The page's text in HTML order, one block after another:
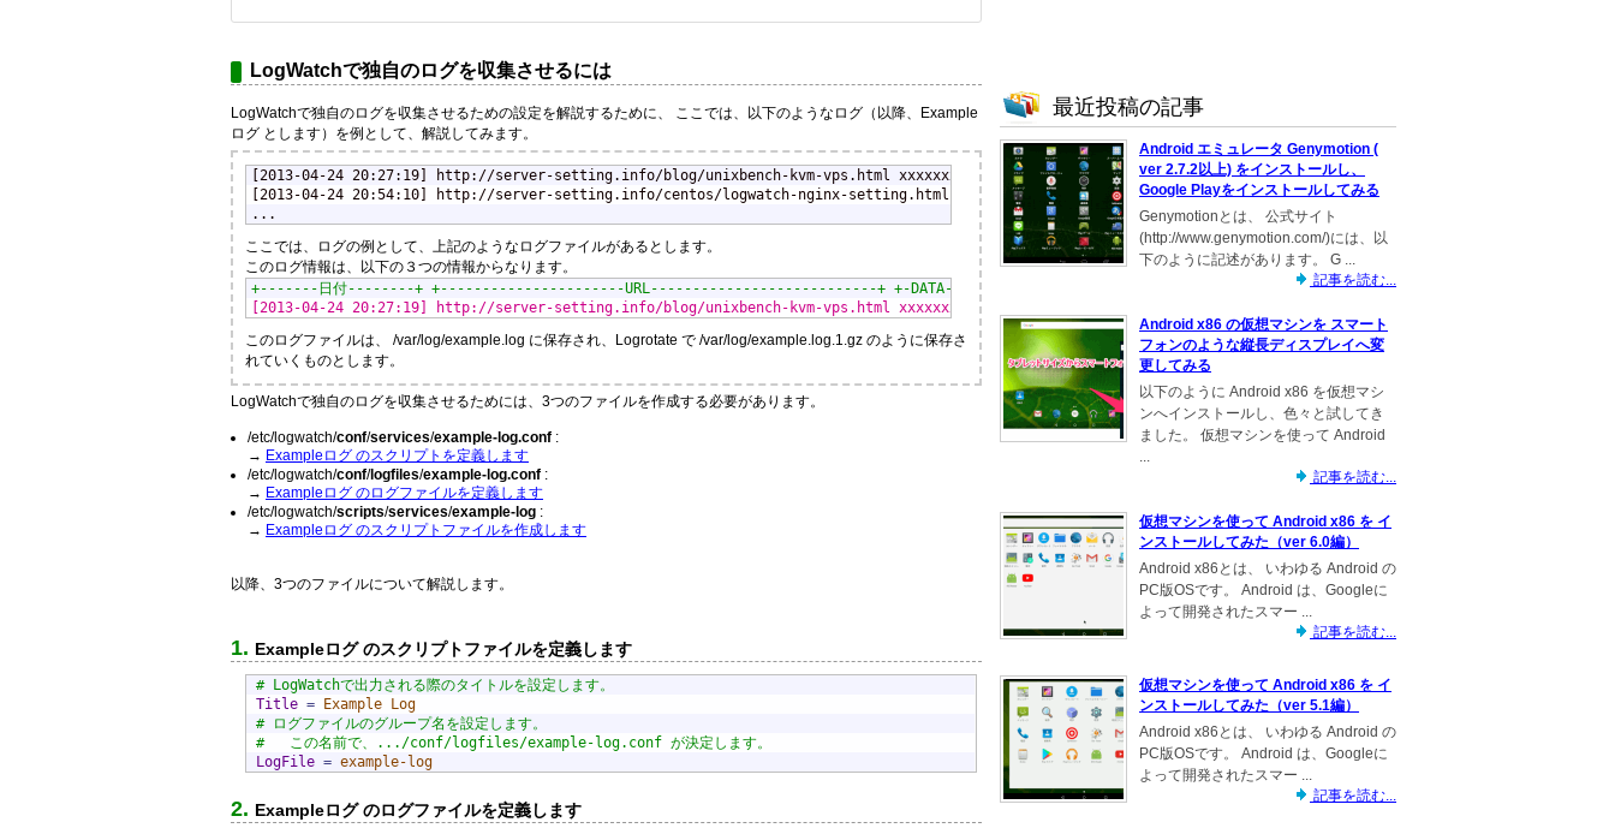
LogWatchで独自のログを収集させるには
LogWatchで独自のログを収集させるための設定を解説するために、 ここでは、以下のようなログ（以降、Example
ログ とします）を例として、解説してみます。
[2013-04-24 20:27:19] http://server-setting.info/blog/unixbench-kvm-vps.html xxxxxxxx
[2013-04-24 20:54:10] http://server-setting.info/centos/logwatch-nginx-setting.html yyyyyyy
...
ここでは、ログの例として、上記のようなログファイルがあるとします。
このログ情報は、以下の３つの情報からなります。
+-------日付--------+ +----------------------URL---------------------------+ +-DATA-+
[2013-04-24 20:27:19] http://server-setting.info/blog/unixbench-kvm-vps.html xxxxxxxx
このログファイルは、 /var/log/example.log に保存され、Logrotate で /var/log/example.log.1.gz のように保存さ
れていくものとします。
LogWatchで独自のログを収集させるためには、3つのファイルを作成する必要があります。
/etc/logwatch/conf/services/example-log.conf :
→ Exampleログ のスクリプトを定義します
/etc/logwatch/conf/logfiles/example-log.conf :
→ Exampleログ のログファイルを定義します
/etc/logwatch/scripts/services/example-log :
→ Exampleログ のスクリプトファイルを作成します
以降、3つのファイルについて解説します。
Exampleログ のスクリプトファイルを定義します
# LogWatchで出力される際のタイトルを設定します。
Title = Example Log
# ログファイルのグループ名を設定します。
#   この名前で、.../conf/logfiles/example-log.conf が決定します。
LogFile = example-log
Exampleログ のログファイルを定義します
最近投稿の記事
Android エミュレータ Genymotion (
ver 2.7.2以上) をインストールし、
Google Playをインストールしてみる
Genymotionとは、 公式サイト
(http://www.genymotion.com/)には、以
下のように記述があります。 G ...
記事を読む...
Android x86 の仮想マシンを スマート
フォンのような縦長ディスプレイへ変
更してみる
以下のように Android x86 を仮想マシ
ンへインストールし、色々と試してき
ました。 仮想マシンを使って Android
記事を読む...
仮想マシンを使って Android x86 を イ
ンストールしてみた（ver 6.0編）
Android x86とは、 いわゆる Android の
PC版OSです。 Android は、Googleに
よって開発されたスマー ...
記事を読む...
仮想マシンを使って Android x86 を イ
ンストールしてみた（ver 5.1編）
Android x86とは、 いわゆる Android の
PC版OSです。 Android は、Googleに
よって開発されたスマー ...
記事を読む...